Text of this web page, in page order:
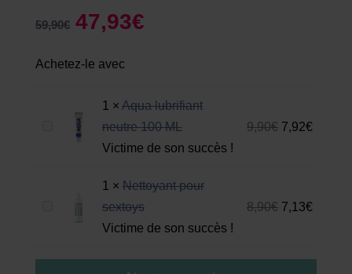
59,90€ 47,93€
Achetez-le avec
1 × Aqua lubrifiant
neutre 100 ML
Victime de son succès !
9,90€ 7,92€
1 × Nettoyant pour
sextoys
Victime de son succès !
8,90€ 7,13€